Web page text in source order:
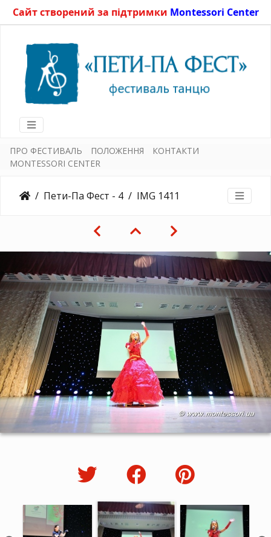
Сайт створений за підтримки Montessori Center
ПРО ФЕСТИВАЛЬ ПОЛОЖЕННЯ
КОНТАКТИ
MONTESSORI CENTER
Пети-Па Фест - 4 IMG 1411